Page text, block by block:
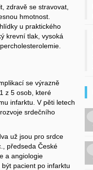
zdravě se stravovat,
hmotnost.
u praktického
krevní tlak, vysoká
se výrazně
z 5 osob, které
infarktu. V pěti letech
srdečního
už jsou pro srdce
předseda České
a angiologie
pacient po infarktu